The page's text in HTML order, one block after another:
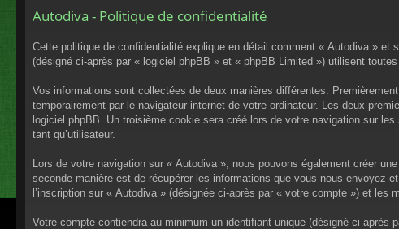
Autodiva - Politique de confidentialité
Cette politique de confidentialité explique en détail comment « Autodiva »
(désigné ci-après par « logiciel phpBB » et « phpBB Limited ») utilisent
Vos informations sont collectées de deux manières différentes.
temporairement par le navigateur internet de votre ordinateur. Les deux
logiciel phpBB. Un troisième cookie sera créé lors de votre navigation sur
tant qu’utilisateur.
Lors de votre navigation sur « Autodiva », nous pouvons également créer
seconde manière est de récupérer les informations que vous nous envoyez
l’inscription sur « Autodiva » (désignée ci-après par « votre compte ») et
Votre compte contiendra au minimum un identifiant unique (désigné ci-